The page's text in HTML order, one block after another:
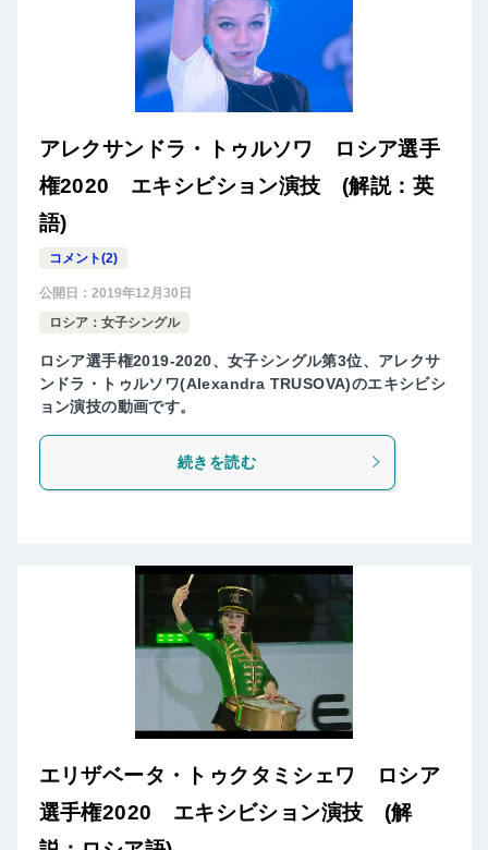
アレクサンドラ・トゥルソワ ロシア選手
権2020 エキシビション演技 (解説：英
語)
コメント(2)
公開日： 2019年12月30日
ロシア：女子シングル
ロシア選手権2019-2020、女子シングル第3位、アレクサ
ンドラ・トゥルソワ(Alexandra TRUSOVA)のエキシビシ
ョン演技の動画です。
続きを読む
エリザベータ・トゥクタミシェワ ロシア
選手権2020 エキシビション演技 (解